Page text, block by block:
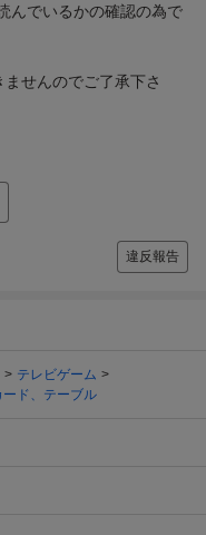
んでいるかの確認の為で
ませんのでご了承下さ
違反報告
テレビゲーム
ード、テーブル